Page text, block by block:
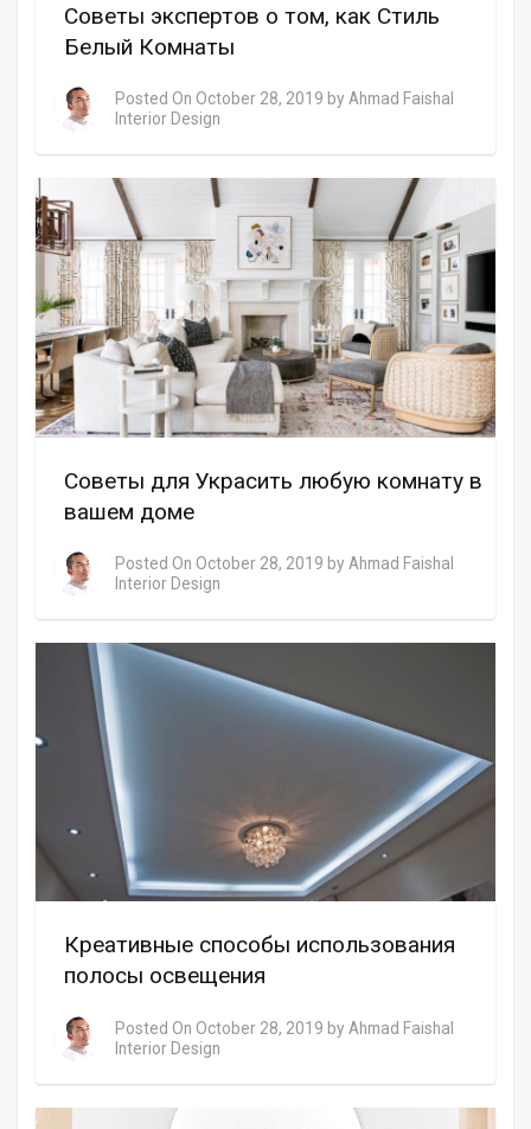
Советы экспертов о том, как Стиль
Белый Комнаты
Posted On October 28, 2019 by Ahmad Faishal
Interior Design
Советы для Украсить любую комнату в
вашем доме
Posted On October 28, 2019 by Ahmad Faishal
Interior Design
Креативные способы использования
полосы освещения
Posted On October 28, 2019 by Ahmad Faishal
Interior Design